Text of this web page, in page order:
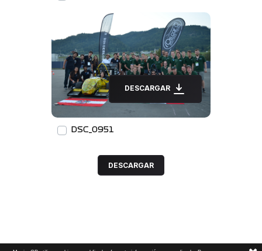
DESCARGAR
DSC_0951
DESCARGAR